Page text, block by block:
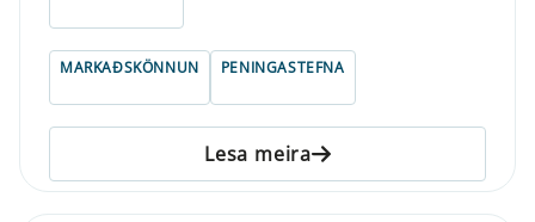
MARKAÐSKÖNNUN PENINGASTEFNA
Lesa meira